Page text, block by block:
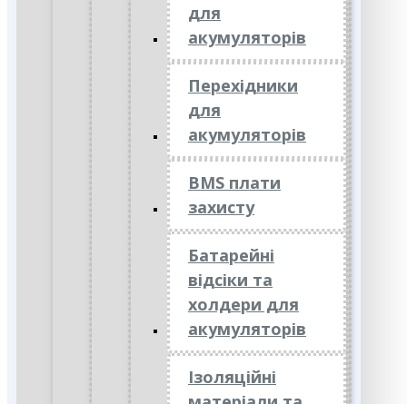
для
акумуляторів
Перехідники
для
акумуляторів
BMS плати
захисту
Батарейні
відсіки та
холдери для
акумуляторів
Ізоляційні